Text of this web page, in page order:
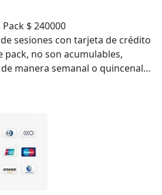
pack 8 sesiones Pack $ 240000
sesiones con tarjeta de crédito
pack, no son acumulables,
manera semanal o quincenal
situación de cada paciente).
presenta a sesión por más de